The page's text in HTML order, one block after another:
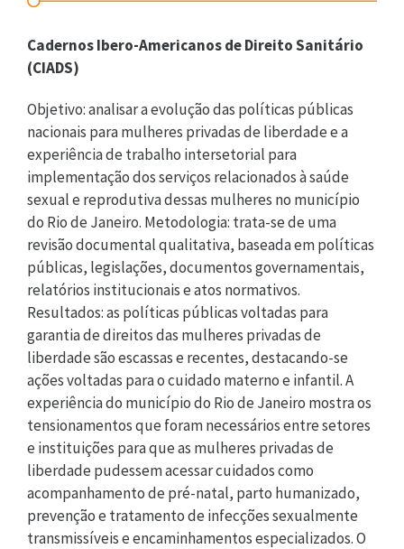
Cadernos Ibero-Americanos de Direito Sanitário
(CIADS)
Objetivo: analisar a evolução das políticas públicas
nacionais para mulheres privadas de liberdade e a
experiência de trabalho intersetorial para
implementação dos serviços relacionados à saúde
sexual e reprodutiva dessas mulheres no município
do Rio de Janeiro. Metodologia: trata-se de uma
revisão documental qualitativa, baseada em políticas
públicas, legislações, documentos governamentais,
relatórios institucionais e atos normativos.
Resultados: as políticas públicas voltadas para
garantia de direitos das mulheres privadas de
liberdade são escassas e recentes, destacando-se
ações voltadas para o cuidado materno e infantil. A
experiência do município do Rio de Janeiro mostra os
tensionamentos que foram necessários entre setores
e instituições para que as mulheres privadas de
liberdade pudessem acessar cuidados como
acompanhamento de pré-natal, parto humanizado,
prevenção e tratamento de infecções sexualmente
transmissíveis e encaminhamentos especializados. O